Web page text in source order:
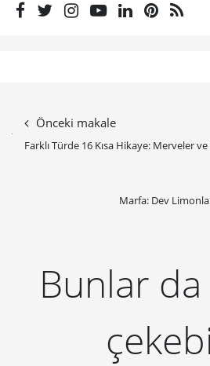
Önceki makale
Farklı Türde 16 Kısa Hikaye: Merveler
Marfa: Dev
Bunlar